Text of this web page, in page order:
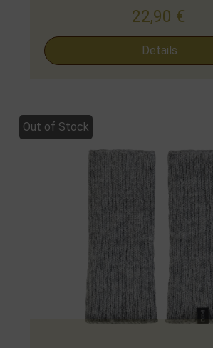
22,90 €
Details
Out of Stock